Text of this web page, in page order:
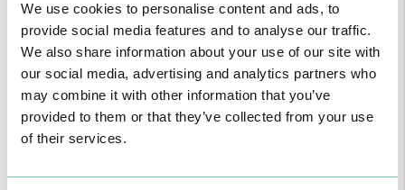
We use cookies to personalise content and ads, to
provide social media features and to analyse our traffic.
We also share information about your use of our site with
our social media, advertising and analytics partners who
may combine it with other information that you’ve
provided to them or that they’ve collected from your use
of their services.
Lagos
27 Outubro - Feriado Municipal de Lagos
Loulé